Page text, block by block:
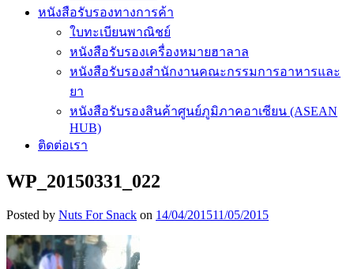
หนังสือรับรองทางการค้า
ใบทะเบียนพาณิชย์
หนังสือรับรองเครื่องหมายฮาลาล
หนังสือรับรองสำนักงานคณะกรรมการอาหารและ
ยา
หนังสือรับรองสินค้าศูนย์ภูมิภาคอาเซียน (ASEAN
HUB)
ติดต่อเรา
WP_20150331_022
Posted by Nuts For Snack on 14/04/201511/05/2015